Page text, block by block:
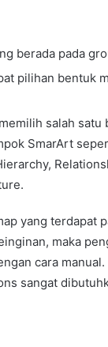
berada pada
pilihan bentuk
salah satu
SmarArt
yang terdapat
maka
cara
sangat